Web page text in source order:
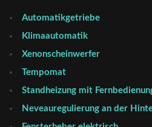
Automatikgetriebe
Klimaautomatik
Xenonscheinwerfer
Tempomat
Standheizung mit
Neveauregulierung an der